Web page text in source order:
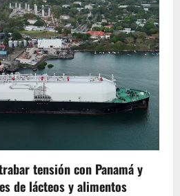
tensión con Panamá y
de lácteos y alimentos